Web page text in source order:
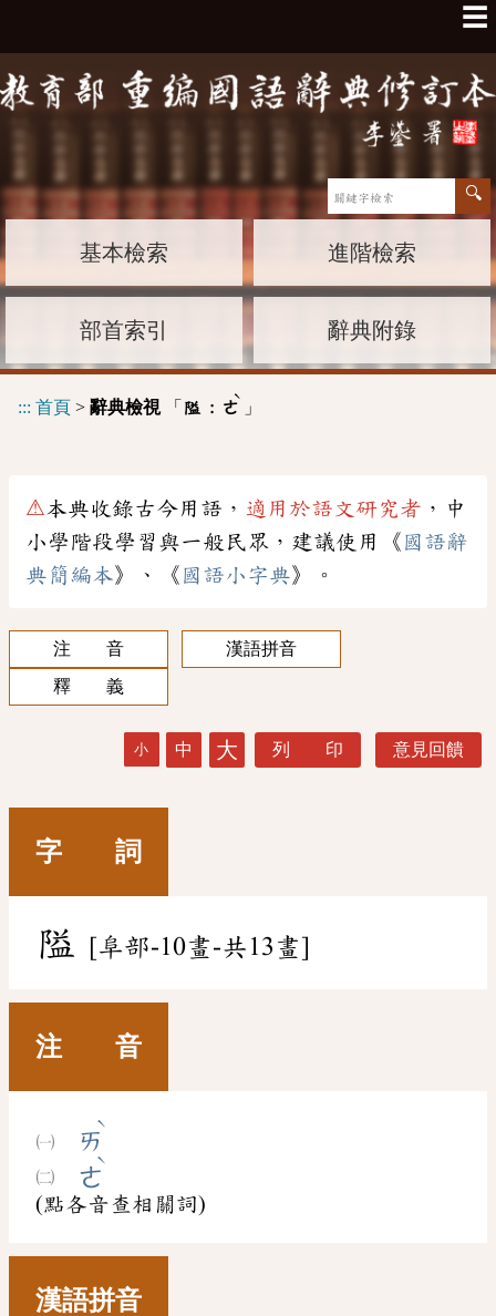
☰
基本檢索 進階檢索
部首索引 辭典附錄
::: 首頁 > 辭典檢視「 隘 : ㄜ
ˋ
」
⚠本典收錄古今用語， 適用於語文研究者 ，中
小學階段學習與一般民眾，建議使用《 國語辭
典簡編本》、《 國語小字典》。
注 音
漢語拼音
釋 義
小 中 大 列 印 意見回饋
字 詞
隘 [阜部-10畫-共13畫]
注 音
ㄞ
ˋ
ㄜ
ˋ
(點各音查相關詞)
漢語拼音